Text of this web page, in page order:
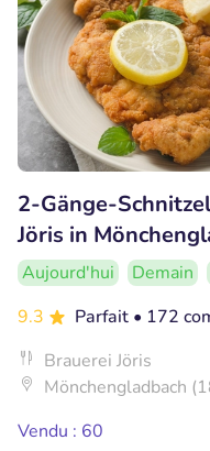
2-Gänge-
Jöris in
Aujourd'hui Demain
9.3
Parfait • 172
Brauerei Jöris
Mönchengladbach
Vendu : 60